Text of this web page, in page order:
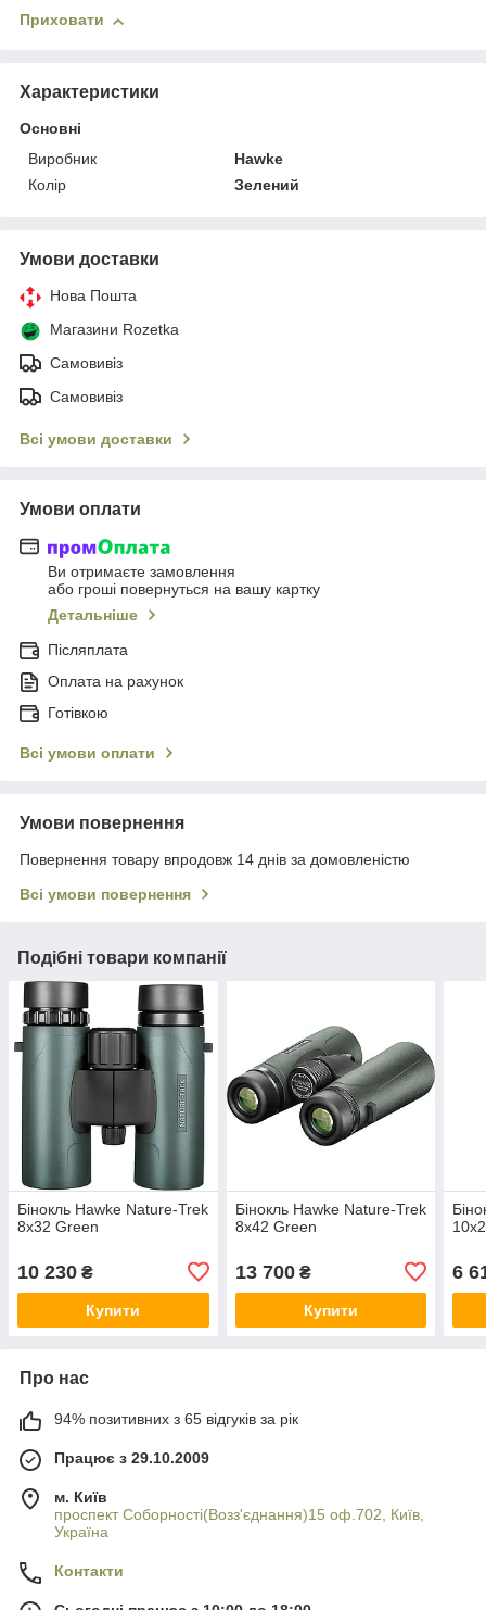
Приховати
Характеристики
Основні
Виробник
Hawke
Колір
Зелений
Умови доставки
Нова Пошта
Магазини Rozetka
Самовивіз
Самовивіз
Всі умови доставки
Умови оплати
Ви отримаєте замовлення
або гроші повернуться на вашу картку
Детальніше
Післяплата
Оплата на рахунок
Готівкою
Всі умови оплати
Умови повернення
Повернення товару впродовж 14 днів за домовленістю
Всі умови повернення
Подібні товари компанії
Бінокль Hawke Nature-Trek
8x32 Green
10 230 ₴
Купити
Бінокль Hawke Nature-Trek
8x42 Green
13 700₴
Купити
6
Про нас
94% позитивних з 65 відгуків за рік
Працює з 29.10.2009
м. Київ
проспект Соборності(Возз'єднання)15 оф.702, Київ,
Україна
Контакти